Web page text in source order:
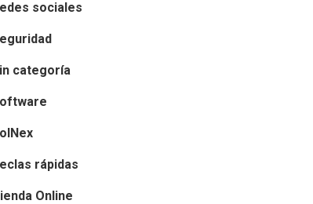
sociales
categoría
rápidas
Online